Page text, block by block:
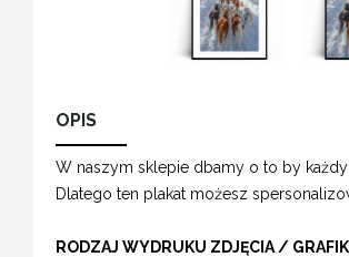
OPIS
W naszym sklepie dbamy o to by
Dlatego ten plakat możesz
RODZAJ WYDRUKU ZDJĘCIA /